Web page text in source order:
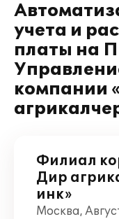
учета и
платы на
компании
Филиал
Дир
инк»
Москва,